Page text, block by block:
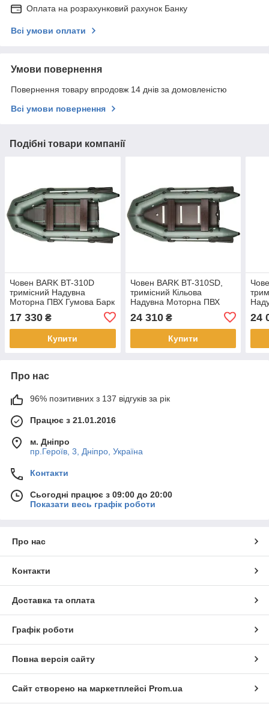
Оплата на розрахунковий рахунок Банку
Всі умови оплати
Умови повернення
Повернення товару впродовж 14 днів за домовленістю
Всі умови повернення
Подібні товари компанії
Човен BARK BT-310D
тримісний Надувна
Моторна ПВХ Гумова Барк
килимок Пересувні
сидіння
17 330 ₴
Купити
Човен BARK BT-310SD,
тримісний Кільова
Надувна Моторна ПВХ
Барк БТ-310СД, Жорстке
дно, Пересувні сидіння
24 310₴
Купити
24
Про нас
96% позитивних з 137 відгуків за рік
Працює з 21.01.2016
м. Дніпро
пр.Героїв, 3, Дніпро, Україна
Контакти
Сьогодні працює з 09:00 до 20:00
Показати весь графік роботи
Про нас
Контакти
Доставка та оплата
Графік роботи
Повна версія сайту
Сайт створено на маркетплейсі Prom.ua